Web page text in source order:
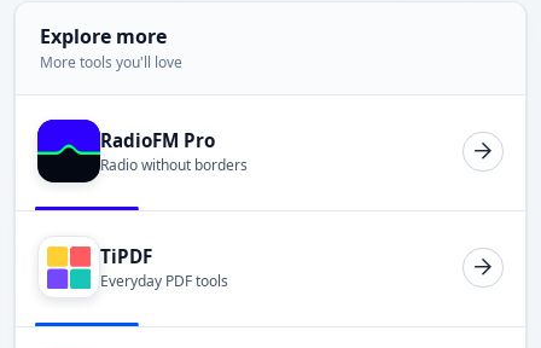
Explore more
More tools you'll love
RadioFM Pro
Radio without borders
TiPDF
Everyday PDF tools